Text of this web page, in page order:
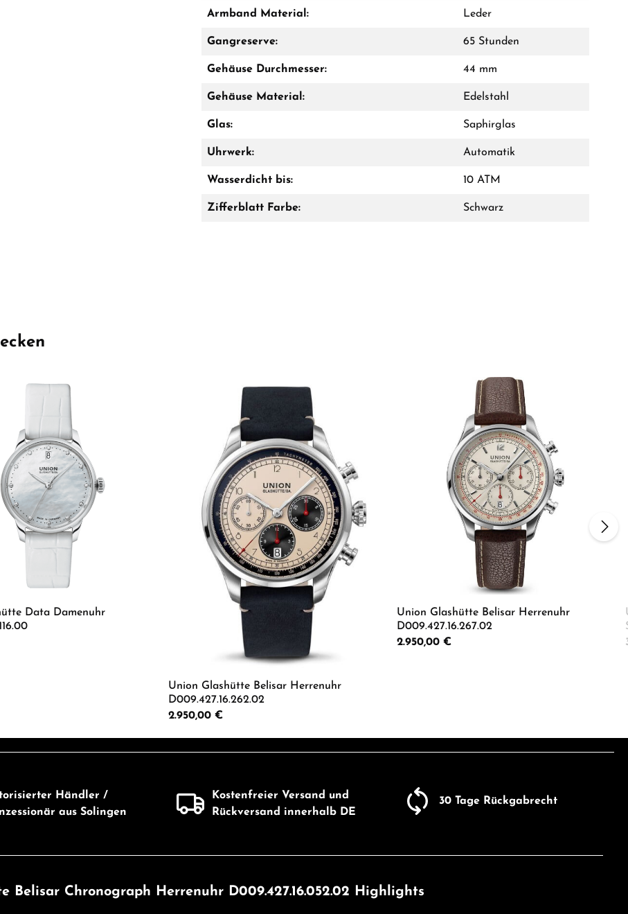
Armband Material: Leder
Gangreserve: 65 Stunden
Gehäuse Durchmesser: 44 mm
Gehäuse Material: Edelstahl
Glas: Saphirglas
Uhrwerk: Automatik
Wasserdicht bis: 10 ATM
Zifferblatt Farbe: Schwarz
Wert ein oder benutze die Schaltflächen um die Anzahl zu erhöhen oder zu
Data Damenuhr
Anzahl: Gib den gewünschten Wert ein oder benutze die Schaltflächen um die
Union Glashütte Belisar Herrenuhr
D009.427.16.262.02
Regulärer Preis:
2.950,00 €
Union Glashütte Belisar Herrenuhr
D009.427.16.267.02
Regulärer Preis:
2.950,00 €
Händler /
aus Solingen
Kostenfreier Versand und
Rückversand innerhalb DE
30 Tage Rückgabrecht
Belisar Chronograph Herrenuhr D009.427.16.052.02 Highlights